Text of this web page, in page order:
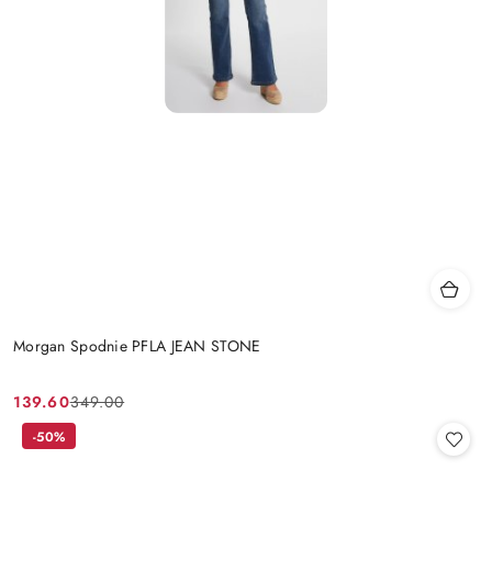
Morgan Spodnie PFLA JEAN STONE
Cena
promocyjna:
139.60
Cena
przed
349.00
-50%